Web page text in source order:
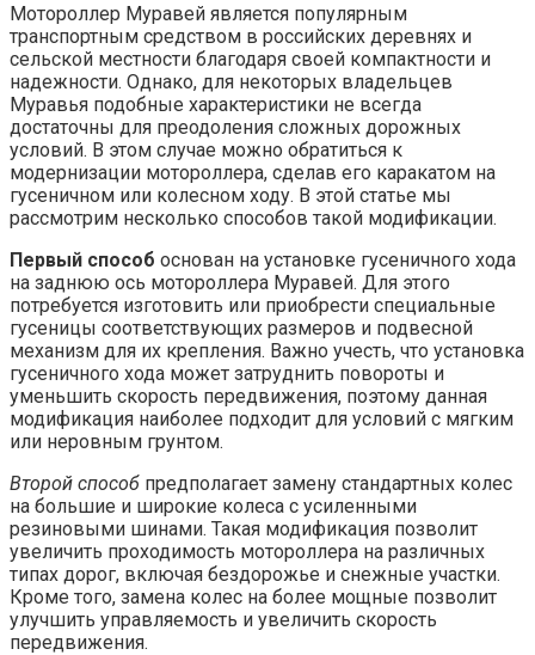
Мотороллер Муравей является популярным
транспортным средством в российских деревнях и
сельской местности благодаря своей компактности и
надежности. Однако, для некоторых владельцев
Муравья подобные характеристики не всегда
достаточны для преодоления сложных дорожных
условий. В этом случае можно обратиться к
модернизации мотороллера, сделав его каракатом на
гусеничном или колесном ходу. В этой статье мы
рассмотрим несколько способов такой модификации.
Первый способ основан на установке гусеничного хода
на заднюю ось мотороллера Муравей. Для этого
потребуется изготовить или приобрести специальные
гусеницы соответствующих размеров и подвесной
механизм для их крепления. Важно учесть, что установка
гусеничного хода может затруднить повороты и
уменьшить скорость передвижения, поэтому данная
модификация наиболее подходит для условий с мягким
или неровным грунтом.
Второй способ предполагает замену стандартных колес
на большие и широкие колеса с усиленными
резиновыми шинами. Такая модификация позволит
увеличить проходимость мотороллера на различных
типах дорог, включая бездорожье и снежные участки.
Кроме того, замена колес на более мощные позволит
улучшить управляемость и увеличить скорость
передвижения.